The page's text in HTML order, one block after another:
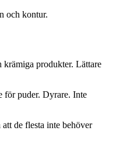
och kontur.
produkter. Lättare
för puder. Dyrare. Inte
de flesta inte behöver